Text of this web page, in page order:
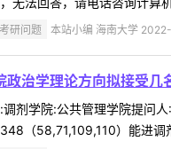
研问题 本站小编 海南大学
政治学理论方向拟接受几
调剂学院:公共管理学院提问
（58,71,109,110）能进